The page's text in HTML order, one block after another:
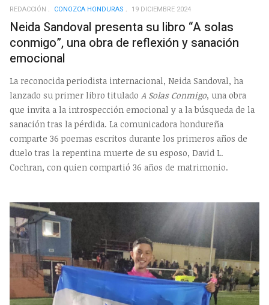
REDACCIÓN CONOZCA HONDURAS 19 DICIEMBRE 2024
Neida Sandoval presenta su libro “A solas
conmigo”, una obra de reflexión y sanación
emocional
La reconocida periodista internacional, Neida Sandoval, ha
lanzado su primer libro titulado A Solas Conmigo, una obra
que invita a la introspección emocional y a la búsqueda de la
sanación tras la pérdida. La comunicadora hondureña
comparte 36 poemas escritos durante los primeros años de
duelo tras la repentina muerte de su esposo, David L.
Cochran, con quien compartió 36 años de matrimonio.